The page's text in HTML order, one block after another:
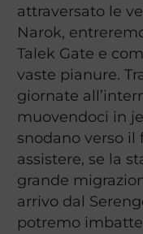
attraversato le
Narok,
Talek Gate e
vaste pianure.
giornate
muovendoci in
snodano verso il
assistere, se la
grande
arrivo dal
potremo